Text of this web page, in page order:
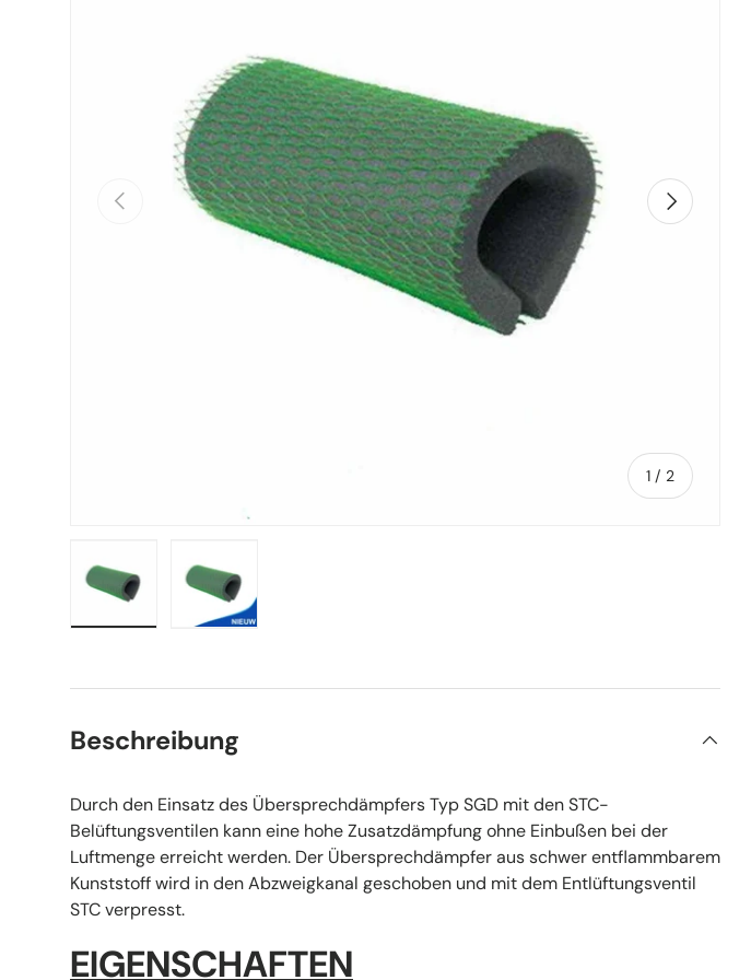
Vorherige
1 / von
2
Nächste
Beschreibung
Durch den Einsatz des Übersprechdämpfers Typ SGD mit den STC-
Belüftungsventilen kann eine hohe Zusatzdämpfung ohne Einbußen bei der
Luftmenge erreicht werden. Der Übersprechdämpfer aus schwer entflammbarem
Kunststoff wird in den Abzweigkanal geschoben und mit dem Entlüftungsventil
STC verpresst.
EIGENSCHAFTEN